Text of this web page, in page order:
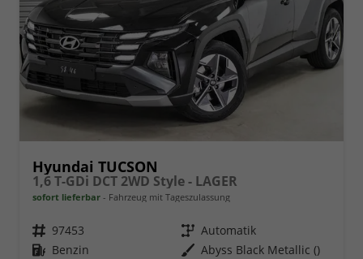
Hyundai TUCSON
1,6 T-GDi DCT 2WD Style - LAGER
sofort lieferbar Fahrzeug mit Tageszulassung
Fahrzeugnr. 97453 Getriebe Automatik
Kraftstoff Benzin Außenfarbe Abyss Black Metallic ()